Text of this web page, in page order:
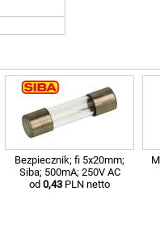
Bezpiecznik; fi 5x20mm;
Siba; 500mA; 250V AC
od 0,43 PLN netto